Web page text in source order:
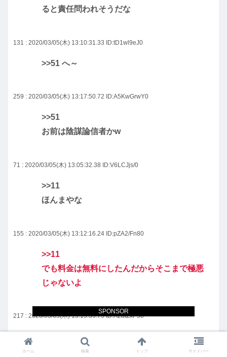
SPONSOR
ると責任問われそうだな
131 : 2020/03/05(木) 13:10:31.33 ID:tD1wl9eJ0
>>51 へ～
259 : 2020/03/05(木) 13:17:50.72 ID:A5KwGrwY0
>>51
お前は陰謀論信者かw
71 : 2020/03/05(木) 13:05:32.38 ID:V6LCJjs/0
>>11
ほんまやな
155 : 2020/03/05(木) 13:12:16.24 ID:pZA2/Fn80
>>11
でも料金は無料にしたんだからそこまで極悪
じゃないよ
217 : 2020/03/05(木) 13:15:39.79ID:A2atZxP50
沖合で汚水垂れ流して処分されたこともあっ
ホーム 検索 トップ サイドバー